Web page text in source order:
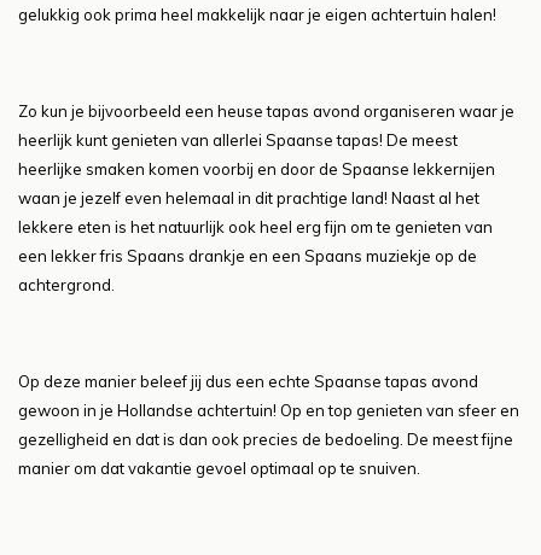
gelukkig ook prima heel makkelijk naar je eigen achtertuin halen!
Zo kun je bijvoorbeeld een heuse tapas avond organiseren waar je
heerlijk kunt genieten van allerlei Spaanse tapas! De meest
heerlijke smaken komen voorbij en door de Spaanse lekkernijen
waan je jezelf even helemaal in dit prachtige land! Naast al het
lekkere eten is het natuurlijk ook heel erg fijn om te genieten van
een lekker fris Spaans drankje en een Spaans muziekje op de
achtergrond.
Op deze manier beleef jij dus een echte Spaanse tapas avond
gewoon in je Hollandse achtertuin! Op en top genieten van sfeer en
gezelligheid en dat is dan ook precies de bedoeling. De meest fijne
manier om dat vakantie gevoel optimaal op te snuiven.